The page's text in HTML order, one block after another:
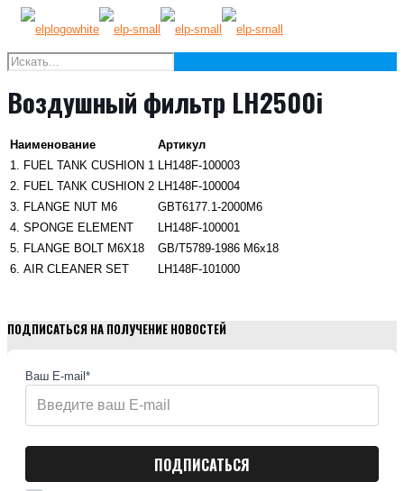
Воздушный фильтр LH2500i
Наименование
Артикул
1.
FUEL TANK CUSHION 1
LH148F-100003
2.
FUEL TANK CUSHION 2
LH148F-100004
3.
FLANGE NUT M6
GBT6177.1-2000M6
4. SPONGE ELEMENT
LH148F-100001
5.
FLANGE BOLT M6X18
GB/T5789-1986 M6x18
6. AIR CLEANER SET LH148F-101000
ПОДПИСАТЬСЯ НА ПОЛУЧЕНИЕ НОВОСТЕЙ
Ваш E-mail*